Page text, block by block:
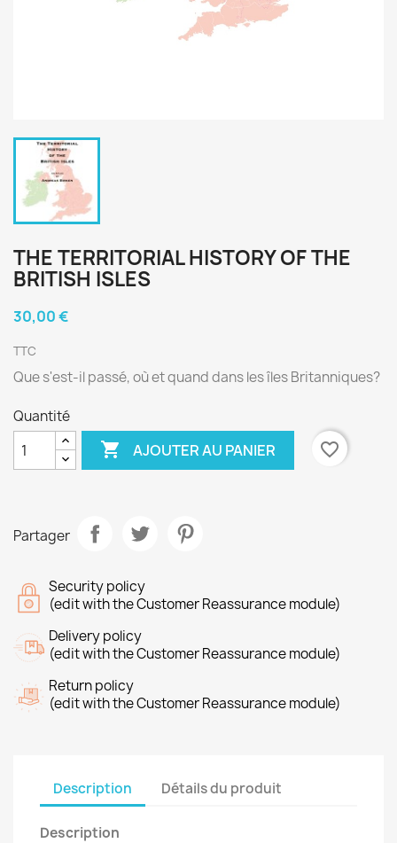
THE TERRITORIAL HISTORY OF THE
BRITISH ISLES
30,00 €
TTC
Que s'est-il passé, où et quand dans les îles Britanniques?
Quantité
 AJOUTER AU PANIER favorite_border
Partager
Security policy
(edit with the Customer Reassurance module)
Delivery policy
(edit with the Customer Reassurance module)
Return policy
(edit with the Customer Reassurance module)
Description Détails du produit
Description